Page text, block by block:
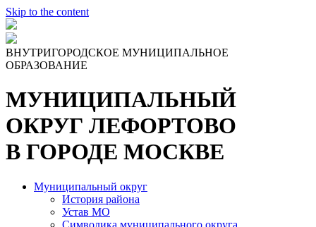
Skip to the content
ВНУТРИГОРОДСКОЕ МУНИЦИПАЛЬНОЕ
ОБРАЗОВАНИЕ
МУНИЦИПАЛЬНЫЙ
ОКРУГ ЛЕФОРТОВО
В ГОРОДЕ МОСКВЕ
Муниципальный округ
История района
Устав МО
Символика муниципального округа